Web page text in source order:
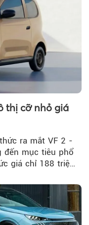
thị cỡ nhỏ giá
ra mắt VF 2 -
đến mục tiêu phổ
giá chỉ 188 triệu